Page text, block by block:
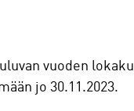
vuoden
jo 30.11.2023.